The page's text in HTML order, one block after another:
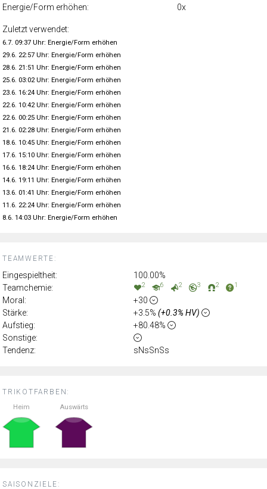
TRIKOTFARBEN:
Heim Auswärts
SAISONZIELE:
TEAMWERTE:
Eingespieltheit:
100.00%
Teamchemie:
2 6 2 3 2 1
Moral:
+30
Stärke:
+3.5% (+0.3% HV)
Aufstieg:
+80.48%
Sonstige:
Tendenz:
sNsSnSs
Energie/Form erhöhen: 0x
Zuletzt verwendet:
6.7. 09:37 Uhr: Energie/Form erhöhen
29.6. 22:57 Uhr: Energie/Form erhöhen
28.6. 21:51 Uhr: Energie/Form erhöhen
25.6. 03:02 Uhr: Energie/Form erhöhen
23.6. 16:24 Uhr: Energie/Form erhöhen
22.6. 10:42 Uhr: Energie/Form erhöhen
22.6. 00:25 Uhr: Energie/Form erhöhen
21.6. 02:28 Uhr: Energie/Form erhöhen
18.6. 10:45 Uhr: Energie/Form erhöhen
17.6. 15:10 Uhr: Energie/Form erhöhen
16.6. 18:24 Uhr: Energie/Form erhöhen
14.6. 19:11 Uhr: Energie/Form erhöhen
13.6. 01:41 Uhr: Energie/Form erhöhen
11.6. 22:24 Uhr: Energie/Form erhöhen
8.6. 14:03 Uhr: Energie/Form erhöhen